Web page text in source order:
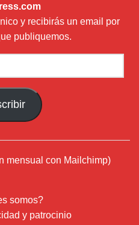
y recibirás un email por
publiquemos.
mensual con Mailchimp)
somos?
y patrocinio